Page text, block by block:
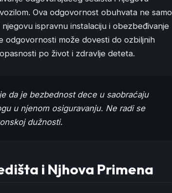
Ova odgovornost obuhvata ne samo
ispravnu instalaciju i obezbeđivanje
odgovornosti može dovesti do ozbiljnih
po život i zdravlje deteta.
da je bezbednost dece u saobraćaju
u njenom osiguravanju. Ne radi se
dužnosti.
i Njhova Primena